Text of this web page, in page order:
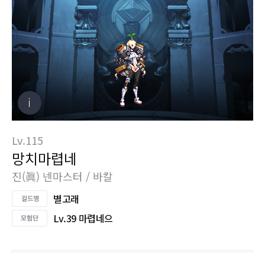
Lv.115
망치마렵네
진(眞) 넨마스터 / 바칼
별고래
Lv.39 마렵네으